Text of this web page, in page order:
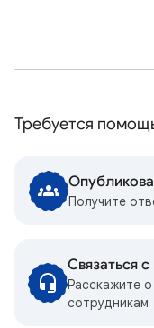
Требуется
Получите
Связаться
Расскажите
сотрудникам